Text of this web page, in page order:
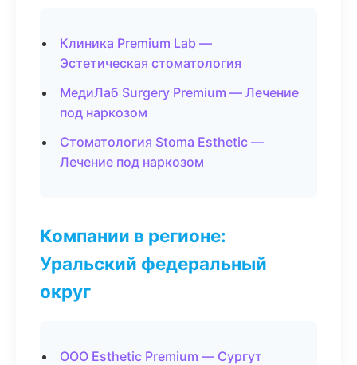
Клиника Premium Lab —
Эстетическая стоматология
МедиЛаб Surgery Premium — Лечение
под наркозом
Стоматология Stoma Esthetic —
Лечение под наркозом
Компании в регионе:
Уральский федеральный
округ
ООО Esthetic Premium — Сургут